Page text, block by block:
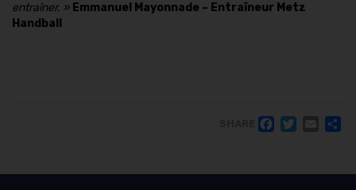
entraîner. » Emmanuel Mayonnade – Entraîneur Metz
Handball